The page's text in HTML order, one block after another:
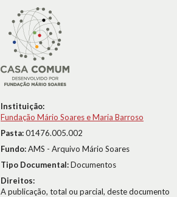
Instituição:
Fundação Mário Soares e Maria Barroso
Pasta:01476.005.002
Fundo:AMS - Arquivo Mário Soares
Tipo Documental:Documentos
Direitos:
A publicação, total ou parcial, deste documento